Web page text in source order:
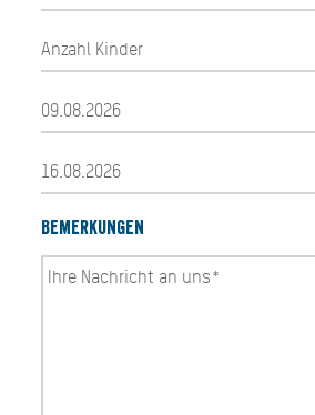
Bemerkungen